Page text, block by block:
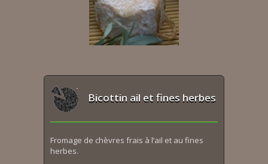
Bicottin ail et fines herbes
Fromage de chèvres frais à l’ail et au fines
herbes.